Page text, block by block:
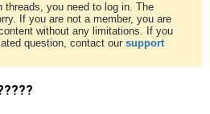
threads, you need to log in. The
If you are not a member, you are
without any limitations. If you
question, contact our support